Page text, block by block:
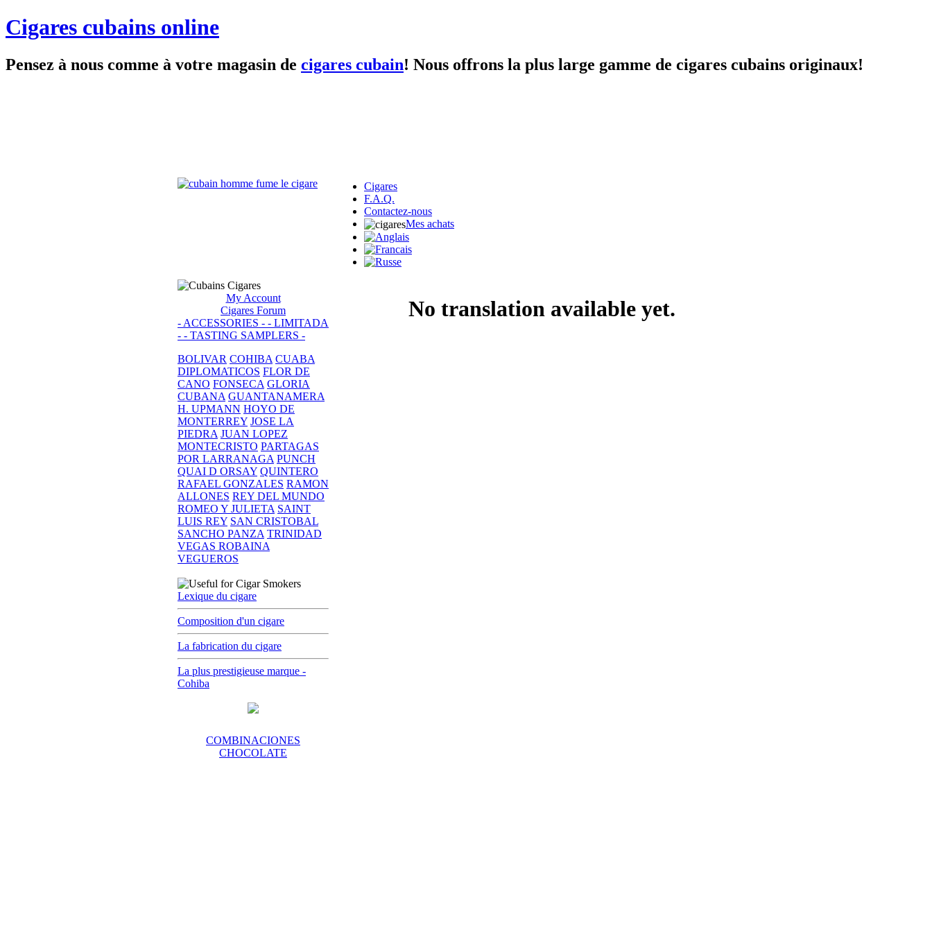
Cigares cubains online
Pensez à nous comme à votre magasin de cigares cubain! Nous offrons la plus large gamme de cigares cubains originaux!
Cigares
F.A.Q.
Contactez-nous
Mes achats
My Account
Cigares Forum
- ACCESSORIES - - LIMITADA
- - TASTING SAMPLERS -
BOLIVAR COHIBA CUABA
DIPLOMATICOS FLOR DE
CANO FONSECA GLORIA
CUBANA GUANTANAMERA
H. UPMANN HOYO DE
MONTERREY JOSE LA
PIEDRA JUAN LOPEZ
MONTECRISTO PARTAGAS
POR LARRANAGA PUNCH
QUAI D ORSAY QUINTERO
RAFAEL GONZALES RAMON
ALLONES REY DEL MUNDO
ROMEO Y JULIETA SAINT
LUIS REY SAN CRISTOBAL
SANCHO PANZA TRINIDAD
VEGAS ROBAINA
VEGUEROS
Lexique du cigare
Composition d'un cigare
La fabrication du cigare
La plus prestigieuse marque -
Cohiba
COMBINACIONES
CHOCOLATE
No translation available yet.